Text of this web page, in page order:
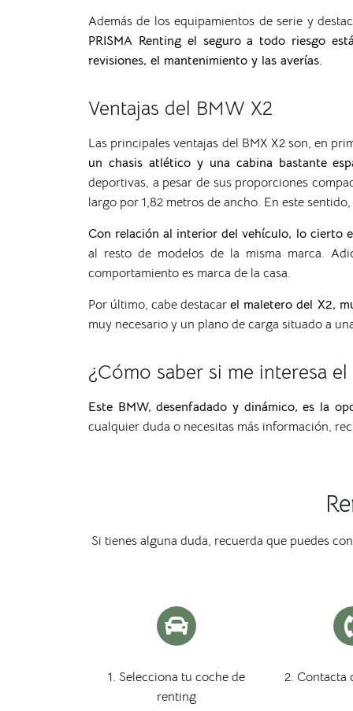
Además de los equipamientos de serie y
PRISMA Renting el seguro a todo riesgo
revisiones, el mantenimiento y las averías.
Ventajas del BMW X2
Las principales ventajas del BMX X2 son, en
un chasis atlético y una cabina bastante
deportivas, a pesar de sus proporciones
largo por 1,82 metros de ancho. En este
Con relación al interior del vehículo, lo cierto
al resto de modelos de la misma marca.
comportamiento es marca de la casa.
Por último, cabe destacarel maletero del X2,
muy necesario y un plano de carga situado a
¿Cómo saber si me interesa
Este BMW, desenfadado y dinámico, es la
cualquier duda o necesitas más información,
Si tienes alguna duda, recuerda que puedes
1. Selecciona tu coche de
renting
2. Contacta